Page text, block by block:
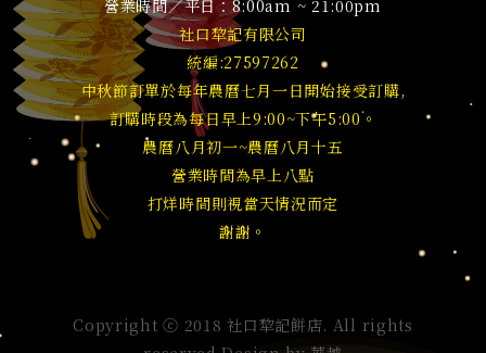
營業時間／平日：8:00am ~ 21:00pm
社口犂記有限公司
統編:27597262
中秋節訂單於每年農曆七月一日開始接受訂購,
訂購時段為每日早上9:00~下午5:00。
農曆八月初一~農曆八月十五
營業時間為早上八點
打烊時間則視當天情況而定
謝謝。
Copyright ⓒ 2018 社口犂記餅店. All rights